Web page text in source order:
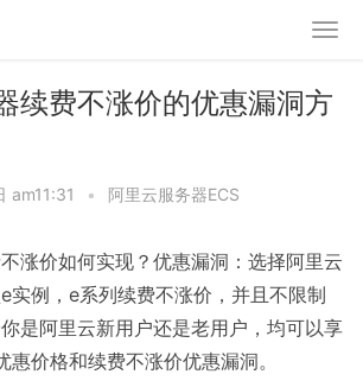
续费不涨价的优惠漏洞方
am11:31 • 阿里云服务器ECS
涨价如何实现？优惠漏洞：选择阿里云
实例，e系列续费不涨价，并且不限制
是阿里云新用户还是老用户，均可以享
惠价格和续费不涨价优惠漏洞。